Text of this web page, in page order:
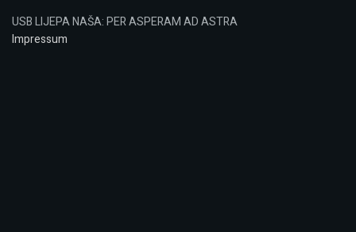
USB LIJEPA NAŠA: PER ASPERAM AD ASTRA
Impressum